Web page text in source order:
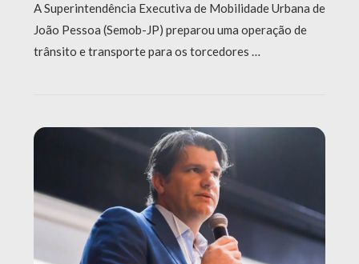
A Superintendência Executiva de Mobilidade Urbana de
João Pessoa (Semob-JP) preparou uma operação de
trânsito e transporte para os torcedores …